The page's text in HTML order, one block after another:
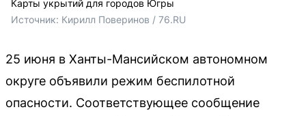
Карты укрытий для городов Югры
Источник: Кирилл Поверинов / 76.RU
25 июня в Ханты-Мансийском автономном
округе объявили режим беспилотной
опасности. Соответствующее сообщение